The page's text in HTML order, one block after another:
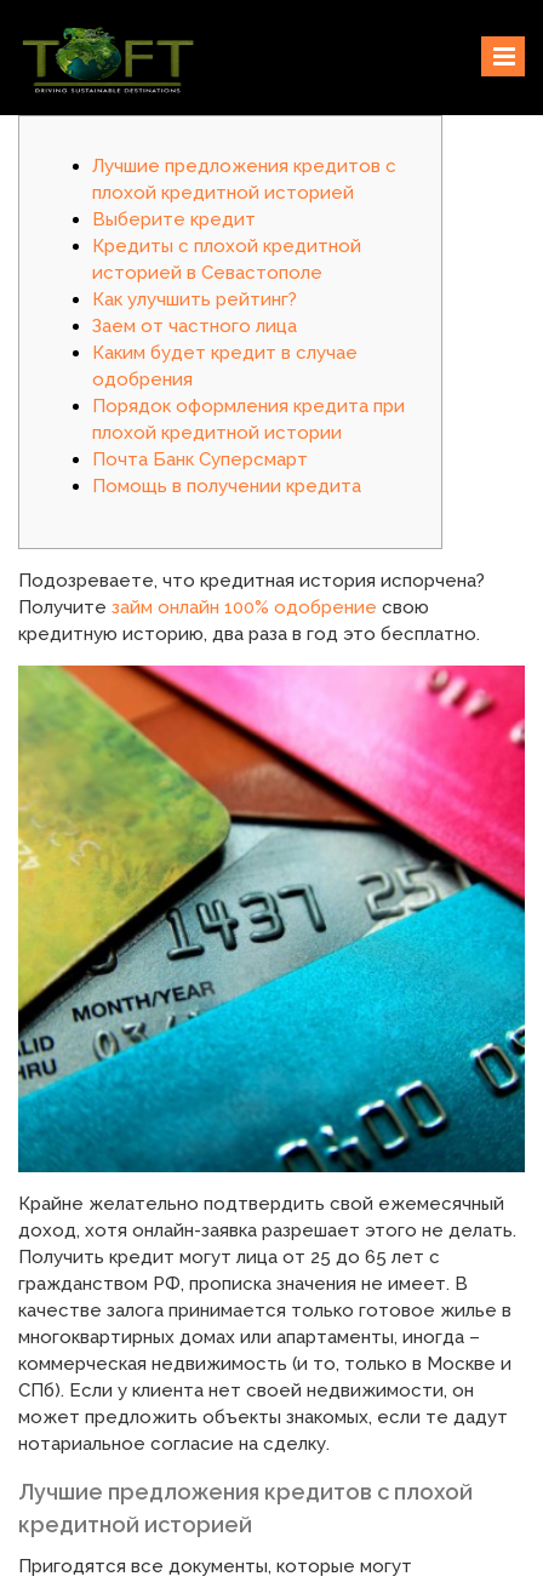
content
TOFTigers
Sustaining our world
Лучшие предложения кредитов с
плохой кредитной историей
Выберите кредит
Кредиты с плохой кредитной
историей в Севастополе
Как улучшить рейтинг?
Заем от частного лица
Каким будет кредит в случае
одобрения
Порядок оформления кредита при
плохой кредитной истории
Почта Банк Суперсмарт
Помощь в получении кредита
Подозреваете, что кредитная история испорчена?
Получите займ онлайн 100% одобрение свою
кредитную историю, два раза в год это бесплатно.
Крайне желательно подтвердить свой ежемесячный
доход, хотя онлайн-заявка разрешает этого не делать.
Получить кредит могут лица от 25 до 65 лет с
гражданством РФ, прописка значения не имеет. В
качестве залога принимается только готовое жилье в
многоквартирных домах или апартаменты, иногда –
коммерческая недвижимость (и то, только в Москве и
СПб). Если у клиента нет своей недвижимости, он
может предложить объекты знакомых, если те дадут
нотариальное согласие на сделку.
Лучшие предложения кредитов с плохой
кредитной историей
Пригодятся все документы, которые могут